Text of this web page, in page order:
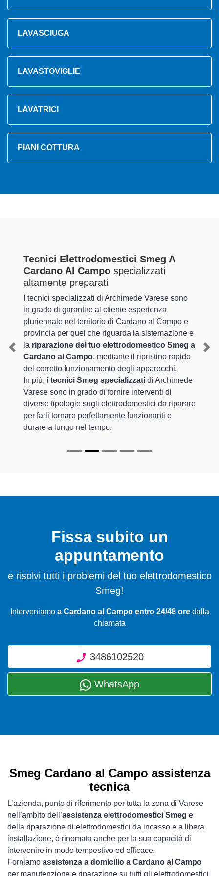
LAVASCIUGA
LAVASTOVIGLIE
LAVATRICI
PIANI COTTURA
Tecnici Elettrodomestici Smeg A
Cardano Al Campo specializzati
altamente preparati
I tecnici specializzati di Archimede Varese sono
in grado di garantire al cliente esperienza
pluriennale nel territorio di Cardano al Campo e
provincia per quel che riguarda la sistemazione e
la riparazione del tuo elettrodomestico Smeg a
Cardano al Campo, mediante il ripristino rapido
del corretto funzionamento degli apparecchi.
In più, i tecnici Smeg specializzati di Archimede
Varese sono in grado di fornire interventi di
diverse tipologie sugli elettrodomestici da riparare
per farli tornare perfettamente funzionanti e
durare a lungo nel tempo.
Previous
Fissa subito un
appuntamento
e risolvi tutti i problemi del tuo elettrodomestico
Smeg!
Interveniamo a Cardano al Campo entro 24/48 oredalla
chiamata
3486102520
WhatsApp
Smeg Cardano al Campo assistenza
tecnica
L’azienda, punto di riferimento per tutta la zona di Varese
nell’ambito dell’assistenza elettrodomestici Smeg e
della riparazione di elettrodomestici da incasso e a libera
installazione, è rinomata anche per la sua capacità di
intervenire in modo tempestivo ed efficace.
Forniamo assistenza a domicilio a Cardano al Campo
per manutenzione e riparazione su tutti gli elettrodomestici